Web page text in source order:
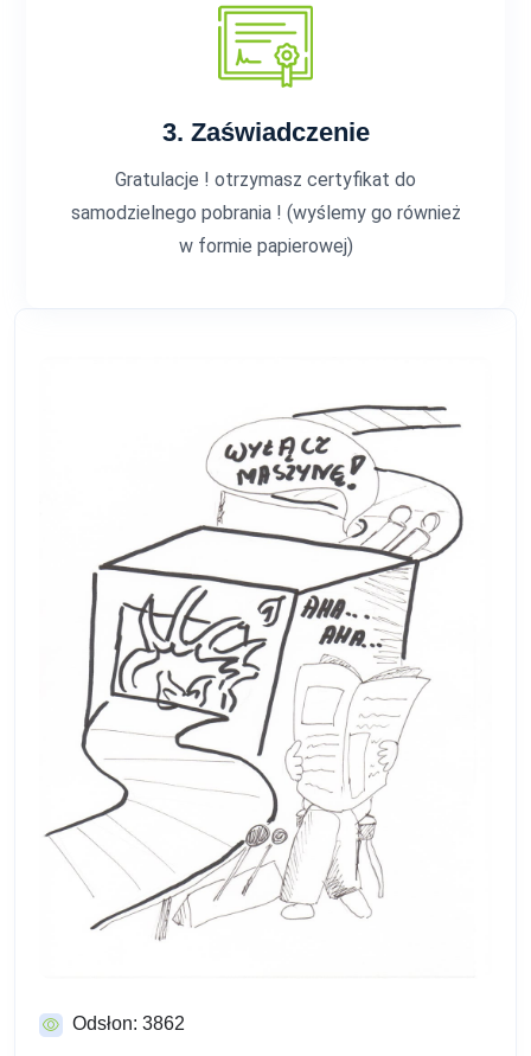
Odsłon: 3862
3. Zaświadczenie
Gratulacje ! otrzymasz certyfikat do
samodzielnego pobrania ! (wyślemy go również
w formie papierowej)